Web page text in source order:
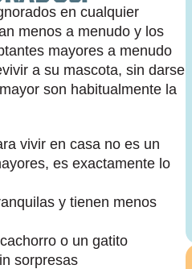
en cualquier
menos a menudo y los
mayores a menudo
a su mascota, sin darse
son habitualmente la
vivir en casa no es un
es exactamente lo
y tienen menos
o un gatito
sorpresas